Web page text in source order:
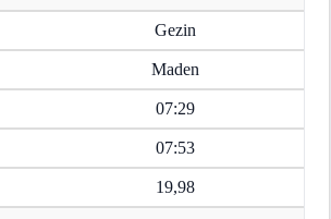
Gezin
Maden
07:29
07:53
19,98